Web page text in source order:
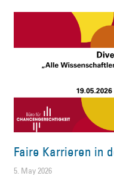
Faire Karrieren in
5. May 2026